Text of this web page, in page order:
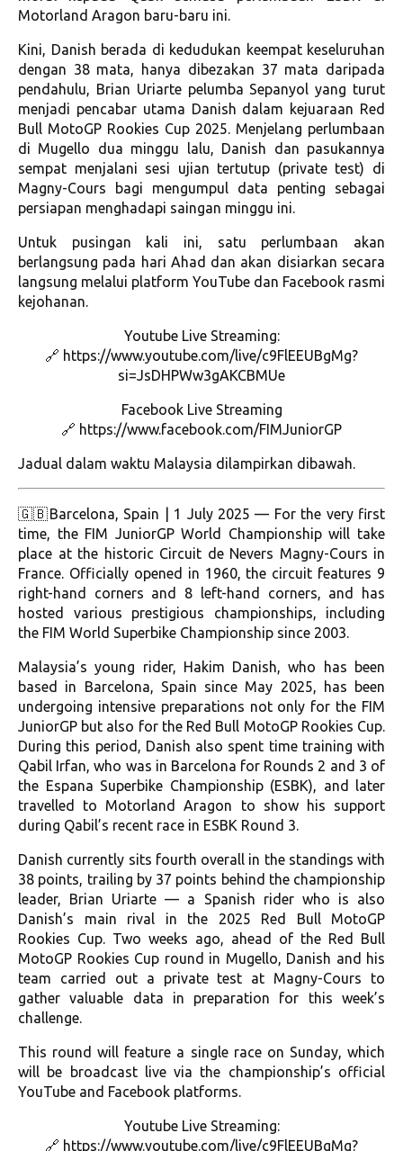
Motorland Aragon baru-baru ini.
Kini, Danish berada di kedudukan keempat keseluruhan
dengan 38 mata, hanya dibezakan 37 mata daripada
pendahulu, Brian Uriarte pelumba Sepanyol yang turut
menjadi pencabar utama Danish dalam kejuaraan Red
Bull MotoGP Rookies Cup 2025. Menjelang perlumbaan
di Mugello dua minggu lalu, Danish dan pasukannya
sempat menjalani sesi ujian tertutup (private test) di
Magny-Cours bagi mengumpul data penting sebagai
persiapan menghadapi saingan minggu ini.
Untuk pusingan kali ini, satu perlumbaan akan
berlangsung pada hari Ahad dan akan disiarkan secara
langsung melalui platform YouTube dan Facebook rasmi
kejohanan.
Youtube Live Streaming:
🔗 https://www.youtube.com/live/c9FlEEUBgMg?
si=JsDHPWw3gAKCBMUe
Facebook Live Streaming
🔗 https://www.facebook.com/FIMJuniorGP
Jadual dalam waktu Malaysia dilampirkan dibawah.
🇬🇧Barcelona, Spain | 1 July 2025 — For the very first
time, the FIM JuniorGP World Championship will take
place at the historic Circuit de Nevers Magny-Cours in
France. Officially opened in 1960, the circuit features 9
right-hand corners and 8 left-hand corners, and has
hosted various prestigious championships, including
the FIM World Superbike Championship since 2003.
Malaysia’s young rider, Hakim Danish, who has been
based in Barcelona, Spain since May 2025, has been
undergoing intensive preparations not only for the FIM
JuniorGP but also for the Red Bull MotoGP Rookies Cup.
During this period, Danish also spent time training with
Qabil Irfan, who was in Barcelona for Rounds 2 and 3 of
the Espana Superbike Championship (ESBK), and later
travelled to Motorland Aragon to show his support
during Qabil’s recent race in ESBK Round 3.
Danish currently sits fourth overall in the standings with
38 points, trailing by 37 points behind the championship
leader, Brian Uriarte — a Spanish rider who is also
Danish’s main rival in the 2025 Red Bull MotoGP
Rookies Cup. Two weeks ago, ahead of the Red Bull
MotoGP Rookies Cup round in Mugello, Danish and his
team carried out a private test at Magny-Cours to
gather valuable data in preparation for this week’s
challenge.
This round will feature a single race on Sunday, which
will be broadcast live via the championship’s official
YouTube and Facebook platforms.
Youtube Live Streaming:
🔗 https://www.youtube.com/live/c9FlEEUBgMg?